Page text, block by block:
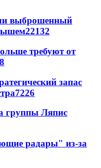
выброшенный
22132
требуют от
запас
7226
группы Ляпис
радары" из-за